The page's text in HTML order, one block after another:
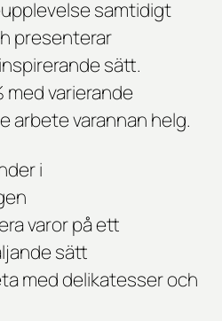
samtidigt
presenterar
sätt.
med varierande
arbete varannan helg.
i
varor på ett
sätt
med delikatesser och